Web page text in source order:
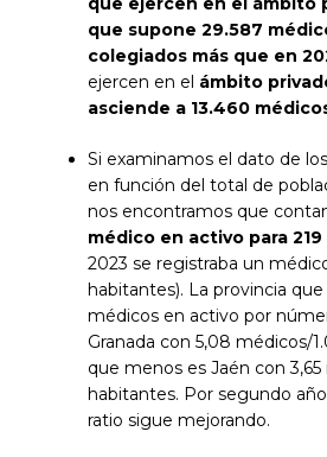
que supone 29.587
colegiados más que en
ejercen en el ámbito
asciende a 13.460
Si examinamos el dato de
en función del total de
nos encontramos que
médico en activo para
2023 se registraba un
habitantes). La provincia
médicos en activo por
Granada con 5,08 médicos/
que menos es Jaén con
habitantes. Por segundo
ratio sigue mejorando.